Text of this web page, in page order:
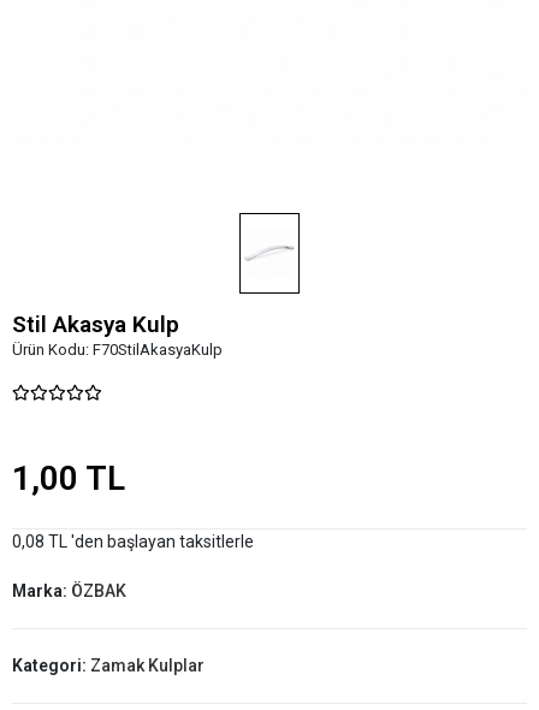
Stil Akasya Kulp
Ürün Kodu: F70StilAkasyaKulp
1,00 TL
0,08 TL 'den başlayan taksitlerle
Marka: ÖZBAK
Kategori: Zamak Kulplar